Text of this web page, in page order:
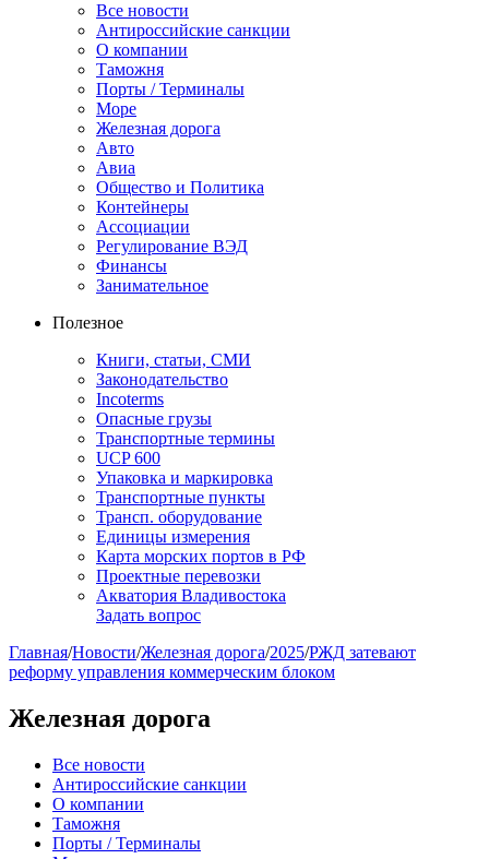
Все новости
Антироссийские санкции
О компании
Таможня
Порты / Терминалы
Море
Железная дорога
Авто
Авиа
Общество и Политика
Контейнеры
Ассоциации
Регулирование ВЭД
Финансы
Занимательное
Полезное
Книги, статьи, СМИ
Законодательство
Incoterms
Опасные грузы
Транспортные термины
UCP 600
Упаковка и маркировка
Транспортные пункты
Трансп. оборудование
Единицы измерения
Карта морских портов в РФ
Проектные перевозки
Акватория Владивостока
Задать вопрос
Главная/Новости/Железная дорога/2025/РЖД затевают
реформу управления коммерческим блоком
Железная дорога
Все новости
Антироссийские санкции
О компании
Таможня
Порты / Терминалы